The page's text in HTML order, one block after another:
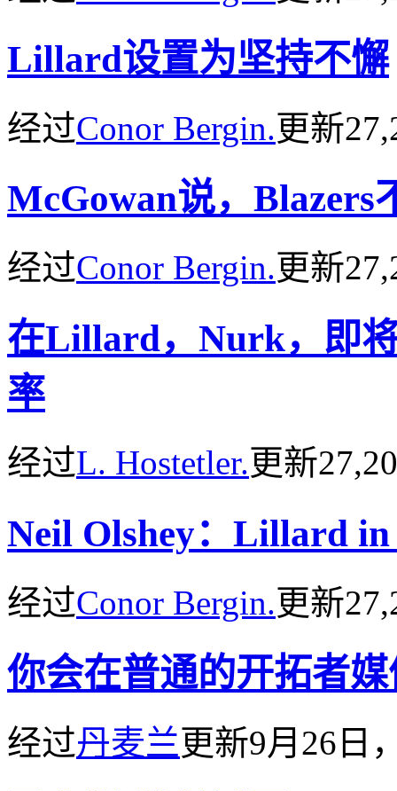
Lillard设置为坚持不懈
经过Conor Bergin.更新
McGowan说，Blazers
经过Conor Bergin.更新
在Lillard，Nurk，即
率
经过L. Hostetler.更新
Neil Olshey：Lillard
经过Conor Bergin.更新
你会在普通的开拓者
经过丹麦兰更新9月26日